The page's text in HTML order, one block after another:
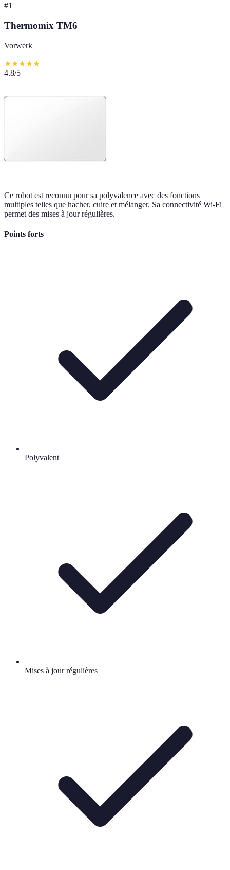
#1
Thermomix TM6
Vorwerk
★★★★★
4.8/5
Ce robot est reconnu pour sa polyvalence avec des fonctions
multiples telles que hacher, cuire et mélanger. Sa connectivité Wi-Fi
permet des mises à jour régulières.
Points forts
Polyvalent
Mises à jour régulières